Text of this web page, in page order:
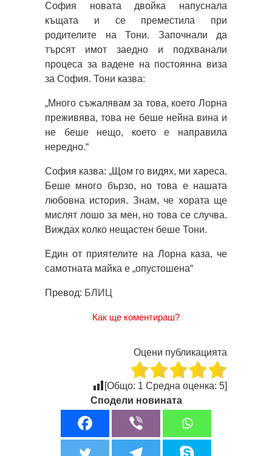
София новата двойка напуснала
къщата и се преместила при
родителите на Тони. Започнали да
търсят имот заедно и подхванали
процеса за вадене на постоянна виза
за София. Тони казва:
„Много съжалявам за това, което Лорна
преживява, това не беше нейна вина и
не беше нещо, което е направила
нередно.“
София казва: „Щом го видях, ми хареса.
Беше много бързо, но това е нашата
любовна история. Знам, че хората ще
мислят лошо за мен, но това се случва.
Виждах колко нещастен беше Тони.
Един от приятелите на Лорна каза, че
самотната майка е „опустошена“
Превод: БЛИЦ
Как ще коментираш?
Оцени публикацията
[Общо: 1 Средна оценка: 5]
Сподели новината